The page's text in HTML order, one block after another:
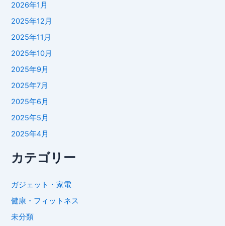
2026年1月
2025年12月
2025年11月
2025年10月
2025年9月
2025年7月
2025年6月
2025年5月
2025年4月
カテゴリー
ガジェット・家電
健康・フィットネス
未分類